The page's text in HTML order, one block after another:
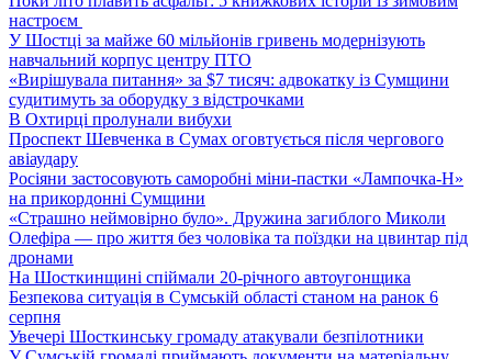
настроєм
У Шостці за майже 60 мільйонів гривень модернізують
навчальний корпус центру ПТО
«Вирішувала питання» за $7 тисяч: адвокатку із Сумщини
судитимуть за оборудку з відстрочками
В Охтирці пролунали вибухи
Проспект Шевченка в Сумах оговтується після чергового
авіаудару
Росіяни застосовують саморобні міни-пастки «Лампочка-Н»
на прикордонні Сумщини
«Страшно неймовірно було». Дружина загиблого Миколи
Олефіра — про життя без чоловіка та поїздки на цвинтар під
дронами
На Шосткинщині спіймали 20-річного автоугонщика
Безпекова ситуація в Сумській області станом на ранок 6
серпня
Увечері Шосткинську громаду атакували безпілотники